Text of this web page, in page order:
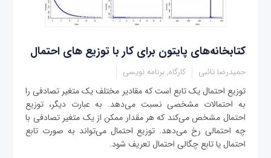
کتابخانه‌های پایتون برای کار با توزیع های احتمال
حمیدرضا تائبی کارگاه, برنامه نویسی
توزیع احتمال یک تابع است که مقادیر مختلف یک متغیر تصادفی را
به احتمالات مشخصی نسبت می‌دهد. به عبارت دیگر، توزیع
احتمال مشخص می‌کند که هر مقدار ممکن از یک متغیر تصادفی با
چه احتمالی رخ می‌دهد. توزیع احتمال می‌تواند به صورت تابع
احتمال یا تابع چگالی احتمال تعریف شود.